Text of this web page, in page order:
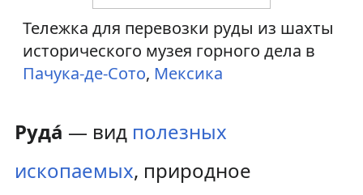
Тележка для перевозки руды из шахты
исторического музея горного дела в
Пачука-де-Сото, Мексика
Руда́ — вид полезных
ископаемых, природное